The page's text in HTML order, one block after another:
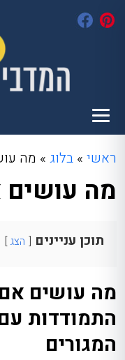
ראשי » בלוג » מה
מה עושים
תוכן עניינים הצג
מה עושים
התמודדות
המגורים